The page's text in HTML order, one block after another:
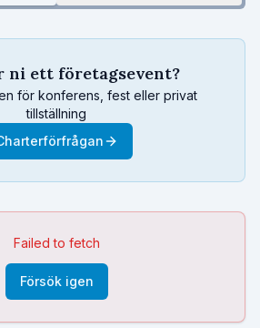
ni ett företagsevent?
för konferens, fest eller privat
tillställning
Failed to fetch
Försök igen